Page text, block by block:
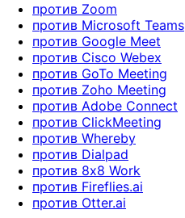
против Zoom
против Microsoft Teams
против Google Meet
против Cisco Webex
против GoTo Meeting
против Zoho Meeting
против Adobe Connect
против ClickMeeting
против Whereby
против Dialpad
против 8x8 Work
против Fireflies.ai
против Otter.ai